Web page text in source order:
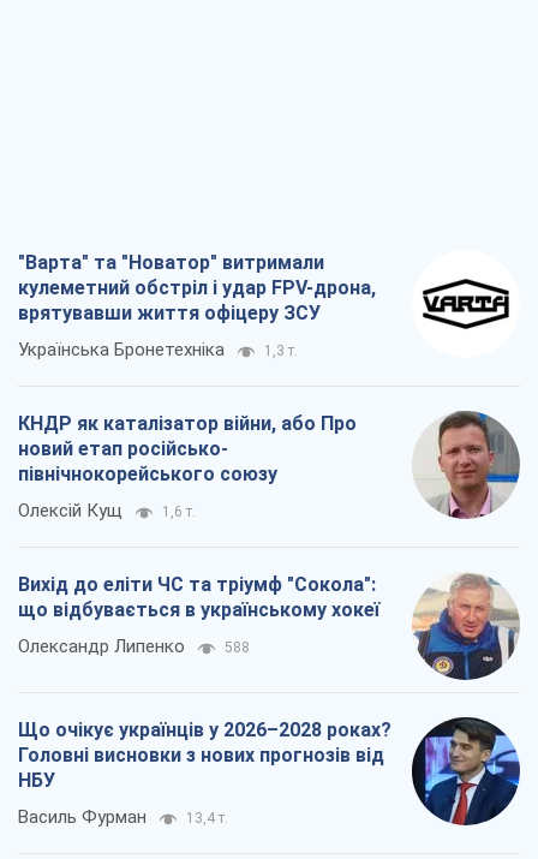
"Варта" та "Новатор" витримали
кулеметний обстріл і удар FPV-дрона,
врятувавши життя офіцеру ЗСУ
Українська Бронетехніка 1,3 т.
КНДР як каталізатор війни, або Про
новий етап російсько-
північнокорейського союзу
Олексій Кущ 1,6 т.
Вихід до еліти ЧС та тріумф "Сокола":
що відбувається в українському хокеї
Олександр Липенко 588
Що очікує українців у 2026–2028 роках?
Головні висновки з нових прогнозів від
НБУ
Василь Фурман 13,4 т.